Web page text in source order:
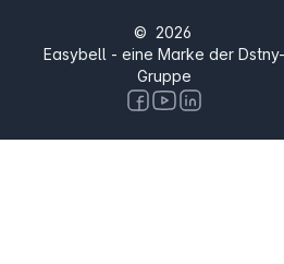
© 2026
Easybell - eine Marke der Dstny-
Gruppe